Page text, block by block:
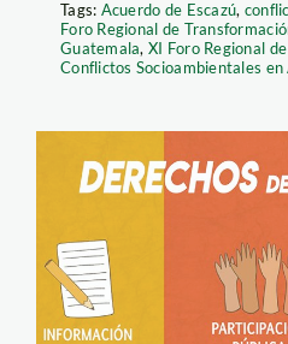
Tags: Acuerdo de Escazú,
Foro Regional de
Guatemala, XI Foro Regional
Conflictos Socioambientales
acceso –